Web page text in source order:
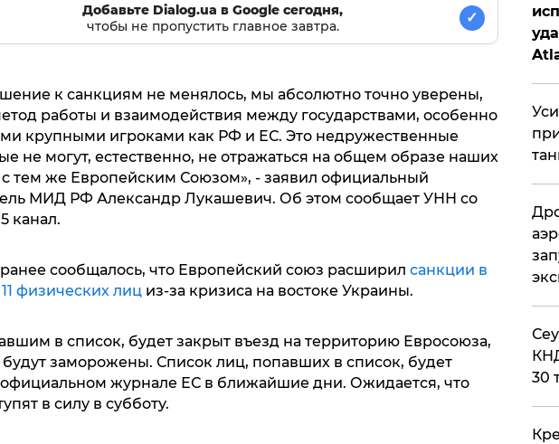
Добавьте Dialog.ua в Google сегодня,
чтобы не пропустить главное завтра.
✓
к санкциям не менялось, мы абсолютно точно уверены,
работы и взаимодействия между государствами, особенно
крупными игроками как РФ и ЕС. Это недружественные
не могут, естественно, не отражаться на общем образе наших
тем же Европейским Союзом», - заявил официальный
МИД РФ Александр Лукашевич. Об этом сообщает УНН со
канал.
сообщалось, что Европейский союз расширил санкции в
физических лициз-за кризиса на востоке Украины.
в список, будет закрыт въезд на территорию Евросоюза,
будут заморожены. Список лиц, попавших в список, будет
журнале ЕС в ближайшие дни. Ожидается, что
в силу в субботу.
30